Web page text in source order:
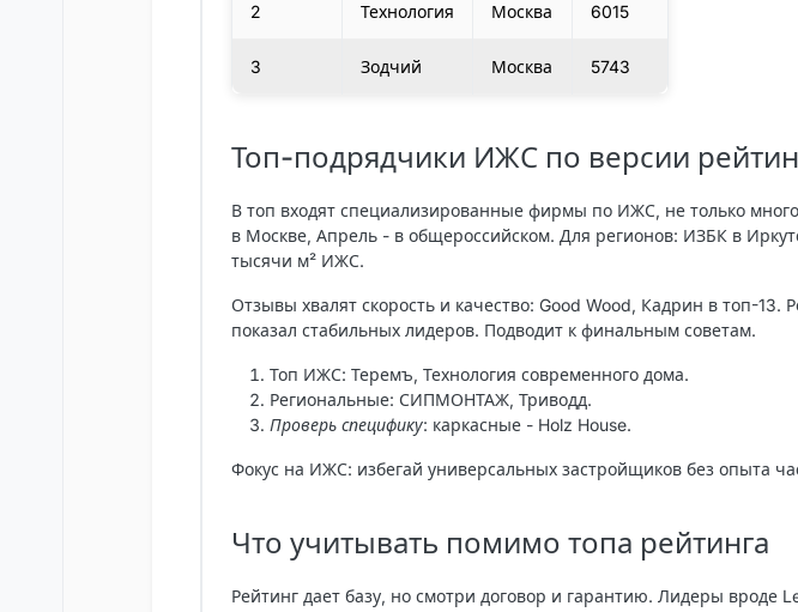
2 Технология Москва 6015
3 Зодчий Москва 5743
Топ-подрядчики ИЖС по версии
В топ входят специализированные фирмы по ИЖС, не только
в Москве, Апрель - в общероссийском. Для регионов: ИЗБК в
тысячи м² ИЖС.
Отзывы хвалят скорость и качество: Good Wood, Кадрин в топ-
показал стабильных лидеров. Подводит к финальным советам.
Топ ИЖС: Теремъ, Технология современного дома.
Региональные: СИПМОНТАЖ, Триводд.
Проверь специфику: каркасные - Holz House.
Фокус на ИЖС: избегай универсальных застройщиков без опыта
Что учитывать помимо топа рейтинга
Рейтинг дает базу, но смотри договор и гарантию. Лидеры